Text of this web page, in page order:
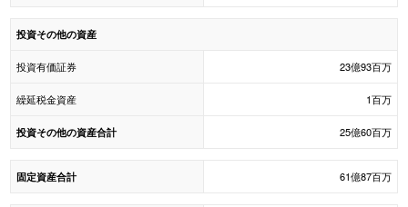
投資その他の資産
投資有価証券 23億93百万
繰延税金資産 1百万
投資その他の資産合計 25億60百万
固定資産合計 61億87百万